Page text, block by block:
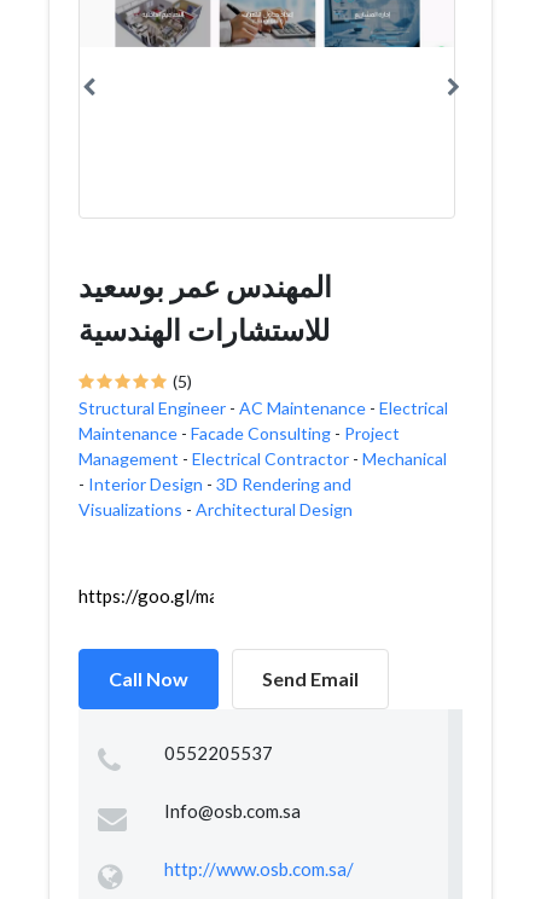
المهندس عمر بوسعيد
للاستشارات الهندسية
(5)
Structural Engineer - AC Maintenance - Electrical
Maintenance - Facade Consulting - Project
Management - Electrical Contractor - Mechanical
- Interior Design - 3D Rendering and
Visualizations - Architectural Design
https://goo.gl/maps/ZeQKWCwcovUE168f8
Call Now Send Email
0552205537
Info@osb.com.sa
http://www.osb.com.sa/